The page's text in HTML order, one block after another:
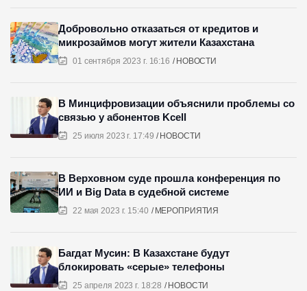
01 сентября 2023 г. 16:16 НОВОСТИ
Добровольно отказаться от кредитов и
микрозаймов могут жители Казахстана
25 июля 2023 г. 17:49 НОВОСТИ
В Минцифровизации объяснили проблемы со
связью у абонентов Kcell
22 мая 2023 г. 15:40 МЕРОПРИЯТИЯ
В Верховном суде прошла конференция по
ИИ и Big Data в судебной системе
25 апреля 2023 г. 18:28 НОВОСТИ
Багдат Мусин: В Казахстане будут
блокировать «серые» телефоны